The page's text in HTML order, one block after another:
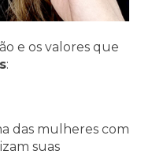
e os valores que
:
das mulheres com
suas